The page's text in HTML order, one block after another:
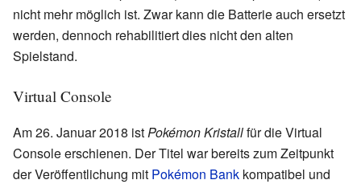
nicht mehr möglich ist. Zwar kann die Batterie auch ersetzt
werden, dennoch rehabilitiert dies nicht den alten
Spielstand.
Virtual Console
Am 26. Januar 2018 istPokémon Kristallfür die Virtual
Console erschienen. Der Titel war bereits zum Zeitpunkt
der Veröffentlichung mit Pokémon Bank kompatibel und